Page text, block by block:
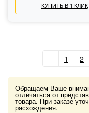
КУПИТЬ В 1 КЛИК
1 2
Обращаем Ваше
отличаться от
товара. При заказе
расхождения.